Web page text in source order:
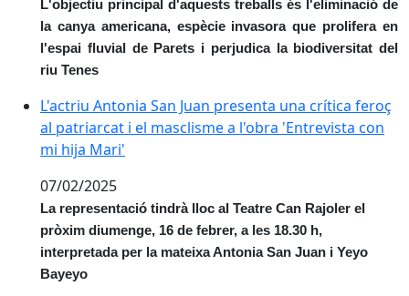
L'objectiu principal d'aquests treballs és l'eliminació de
la canya americana, espècie invasora que prolifera en
l'espai fluvial de Parets i perjudica la biodiversitat del
riu Tenes
L'actriu Antonia San Juan presenta una crítica feroç
L'actriu Antonia San Juan presenta una crítica feroç
al patriarcat i el masclisme a l'obra 'Entrevista con
mi hija Mari'
07/02/2025
La representació tindrà lloc al Teatre Can Rajoler el
pròxim diumenge, 16 de febrer, a les 18.30 h,
interpretada per la mateixa Antonia San Juan i Yeyo
Bayeyo